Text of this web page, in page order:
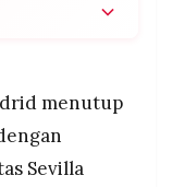
10
Madrid tampil
menutup
Sevilla